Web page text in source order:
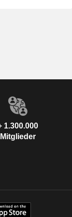
1.300.000
Mitglieder